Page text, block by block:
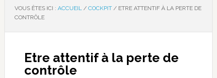
VOUS ÊTES ICI : ACCUEIL / COCKPIT /ETRE ATTENTIF À LA PERTE DE
CONTRÔLE
Etre attentif à la perte de
contrôle